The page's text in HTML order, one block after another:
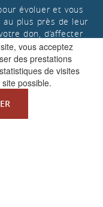
vous acceptez
des prestations
de visites
possible.
évoluer et vous
plus près de leur
don, d’affecter
Droit canonique »